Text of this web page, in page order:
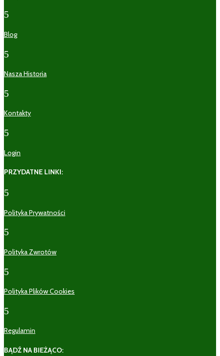
5
Blog
5
Nasza Historia
5
Kontakty
5
Login
PRZYDATNE LINKI:
5
Polityka Prywatności
5
Polityka Zwrotów
5
Polityka Plików Cookies
5
Regulamin
BĄDŹ NA BIEŻĄCO: